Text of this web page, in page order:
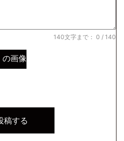
140文字まで： 0 / 140
の画像